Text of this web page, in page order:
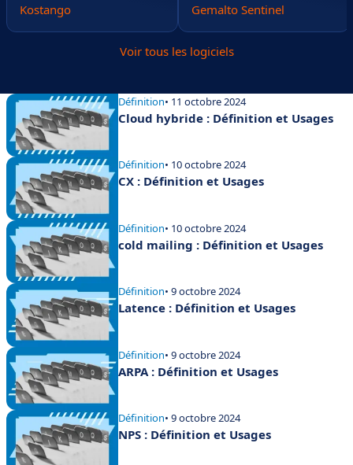
Kostango
Gemalto Sentinel
Voir tous les logiciels
Définition• 11 octobre 2024
Cloud hybride : Définition et Usages
Définition• 10 octobre 2024
CX : Définition et Usages
Définition• 10 octobre 2024
cold mailing : Définition et Usages
Définition• 9 octobre 2024
Latence : Définition et Usages
Définition• 9 octobre 2024
ARPA : Définition et Usages
Définition• 9 octobre 2024
NPS : Définition et Usages